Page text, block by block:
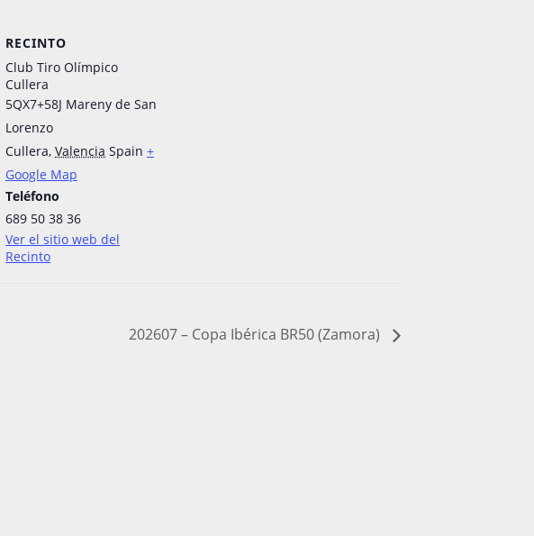
RECINTO
Club Tiro Olímpico
Cullera
5QX7+58J Mareny de San
Lorenzo
Cullera, Valencia Spain +
Google Map
Teléfono
689 50 38 36
Ver el sitio web del
Recinto
202607 – Copa Ibérica BR50 (Zamora)